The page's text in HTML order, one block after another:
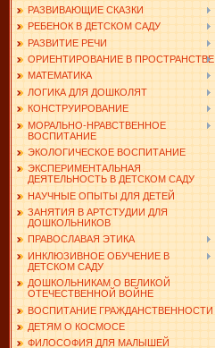
РАЗВИВАЮЩИЕ СКАЗКИ
РЕБЕНОК В ДЕТСКОМ САДУ
РАЗВИТИЕ РЕЧИ
ОРИЕНТИРОВАНИЕ В ПРОСТРАНСТВЕ
МАТЕМАТИКА
ЛОГИКА ДЛЯ ДОШКОЛЯТ
КОНСТРУИРОВАНИЕ
МОРАЛЬНО-НРАВСТВЕННОЕ
ВОСПИТАНИЕ
ЭКОЛОГИЧЕСКОЕ ВОСПИТАНИЕ
ЭКСПЕРИМЕНТАЛЬНАЯ
ДЕЯТЕЛЬНОСТЬ В ДЕТСКОМ САДУ
НАУЧНЫЕ ОПЫТЫ ДЛЯ ДЕТЕЙ
ЗАНЯТИЯ В АРТСТУДИИ ДЛЯ
ДОШКОЛЬНИКОВ
ПРАВОСЛАВАЯ ЭТИКА
ИНКЛЮЗИВНОЕ ОБУЧЕНИЕ В
ДЕТСКОМ САДУ
ДОШКОЛЬНИКАМ О ВЕЛИКОЙ
ОТЕЧЕСТВЕННОЙ ВОЙНЕ
ВОСПИТАНИЕ ГРАЖДАНСТВЕННОСТИ
ДЕТЯМ О КОСМОСЕ
ФИЛОСОФИЯ ДЛЯ МАЛЫШЕЙ